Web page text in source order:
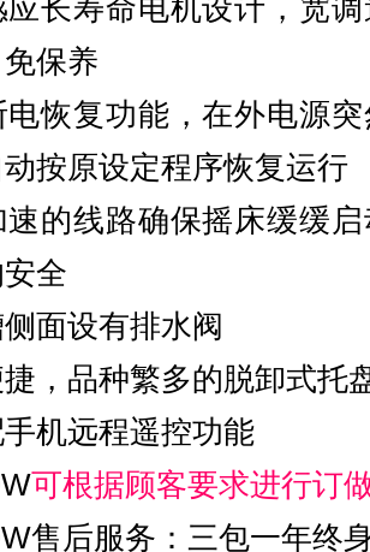
应长寿命电机设计，宽
保养
电恢复功能，在外电源
按原设定程序恢复运行
速的线路确保摇床缓缓
全
面设有排水阀
，品种繁多的脱卸式托
机远程遥控功能
可根据顾客要求进行订
售后服务：三包一年终